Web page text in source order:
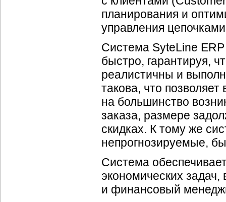
планирования и
управления
Система SyteLine ERP
быстро, гарантируя,
реалистичны и
такова, что позволяет
на большинство
заказа, размере
скидках. К тому же
непрогнозируемые,
Система
экономических
и финансовый